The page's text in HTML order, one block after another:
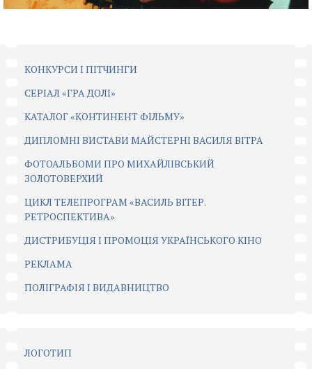
КОНКУРСИ І ПІТЧИНГИ
CЕРІАЛ «ГРА ДОЛІ»
КАТАЛОГ «КОНТИНЕНТ ФІЛЬМУ»
ДИПЛОМНІ ВИСТАВИ МАЙСТЕРНІ ВАСИЛЯ ВІТРА
ФОТОАЛЬБОМИ ПРО МИХАЙЛІВСЬКИЙ
ЗОЛОТОВЕРХИЙ
ЦИКЛ ТЕЛЕПРОГРАМ «ВАСИЛЬ ВІТЕР.
РЕТРОСПЕКТИВА»
ДИСТРИБУЦІЯ І ПРОМОЦІЯ УКРАЇНСЬКОГО КІНО
РЕКЛАМА
ПОЛІГРАФІЯ І ВИДАВНИЦТВО
ЛОГОТИП